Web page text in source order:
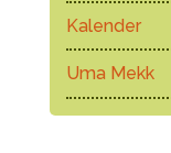
Kalender
Uma Mekk